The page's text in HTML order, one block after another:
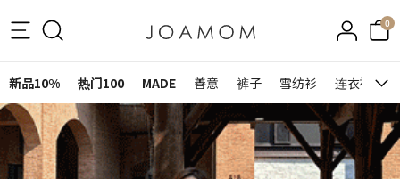
0
新品10% 热门100 MADE 善意 裤子 雪纺衫 连衣裙&裙